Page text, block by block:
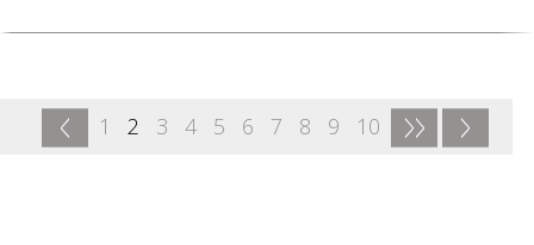
< 1 2 3 4 5 6 7 8 9 10 >> >